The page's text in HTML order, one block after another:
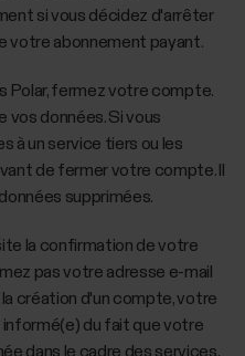
si vous décidez d'arrêter
votre abonnement payant.
Polar, fermez votre compte.
vos données. Si vous
à un service tiers ou les
de fermer votre compte. Il
supprimées.
la confirmation de votre
pas votre adresse e-mail
création d'un compte, votre
informé(e) du fait que votre
dans le cadre des services,